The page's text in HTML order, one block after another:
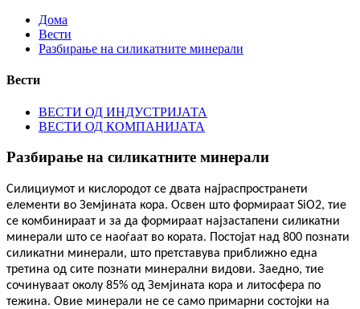
Дома
Вести
Разбирање на силикатните минерали
Вести
ВЕСТИ ОД ИНДУСТРИЈАТА
ВЕСТИ ОД КОМПАНИЈАТА
Разбирање на силикатните минерали
Силициумот и кислородот се двата најраспространети
елементи во Земјината кора. Освен што формираат SiO2, тие
се комбинираат и за да формираат најзастапени силикатни
минерали што се наоѓаат во кората. Постојат над 800 познати
силикатни минерали, што претставува приближно една
третина од сите познати минерални видови. Заедно, тие
сочинуваат околу 85% од Земјината кора и литосфера по
тежина. Овие минерали не се само примарни состојки на